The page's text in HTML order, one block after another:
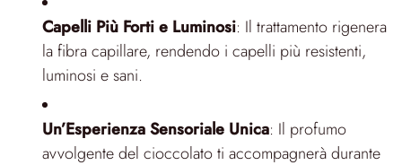
Capelli Più Forti e Luminosi: Il trattamento rigenera
la fibra capillare, rendendo i capelli più resistenti,
luminosi e sani.
Un’Esperienza Sensoriale Unica: Il profumo
avvolgente del cioccolato ti accompagnerà durante